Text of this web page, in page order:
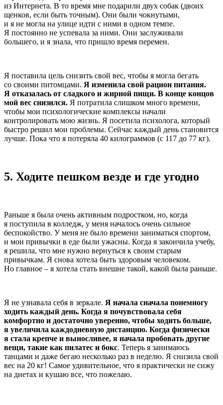
из Интернета. В то время мне подарили двух собак (двоих
щенков, если быть точным). Они были чокнутыми,
и я не могла на улице идти с ними в одном темпе.
Я постоянно не успевала за ними. Они заслуживали
большего, и я знала, что пришло время перемен.
Я поставила цель снизить свой вес, чтобы я могла бегать
со своими питомцами. Я изменила свой рацион питания.
Я отказалась от сладкого и жирной пищи. В конце концов
мой вес снизился. Я потратила слишком много времени,
чтобы мои психологические комплексы начали
контролировать мою жизнь. Я посетила психолога, который
быстро решил мои проблемы. Сейчас каждый день становится
лучше. Пока что я потеряла 40 килограммов (с 117 до 77 кг).
5. Ходите пешком везде и где угодно
Раньше я была очень активным подростком, но, когда
я поступила в колледж, у меня началось очень сильное
беспокойство. У меня не было времени заниматься спортом,
и мои привычки в еде были ужасны. Когда я закончила учебу,
я решила, что мне нужно вернуться к своим старым
привычкам. Я снова хотела быть здоровым человеком.
Но главное – я хотела стать внешне такой, какой была раньше.
Я не узнавала себя в зеркале. Я начала сначала понемногу
ходить каждый день. Когда я почувствовала себя
комфортно и достаточно уверенно, чтобы ходить больше,
я увеличила каждодневную дистанцию. Когда физически
я стала крепче и выносливее, я начала пробовать другие
вещи, такие как пилатес и бокс. Теперь я занимаюсь
танцами и даже бегаю несколько раз в неделю. Я снизила свой
вес на 20 кг! Самое удивительное, что я практически не сижу
на диетах и кушаю все, что пожелаю.